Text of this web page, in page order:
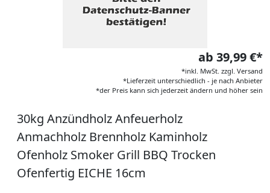
ab 39,99 €*
*inkl. MwSt. zzgl. Versand
*Lieferzeit unterschiedlich - je nach Anbieter
*der Preis kann sich jederzeit ändern und höher sein
30kg Anzündholz Anfeuerholz
Anmachholz Brennholz Kaminholz
Ofenholz Smoker Grill BBQ Trocken
Ofenfertig EICHE 16cm